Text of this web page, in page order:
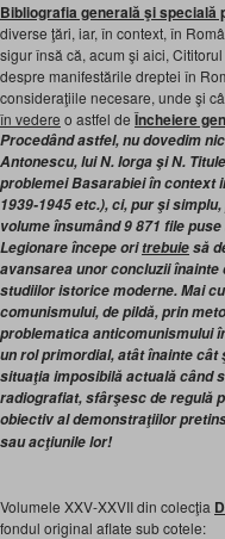
Bibliografia generală şi specială
diverse ţări, iar, în context, în
sigur însă că, acum şi aici,
despre manifestările dreptei în
consideraţiile necesare, unde şi
în vedere o astfel de Încheiere
Procedând astfel, nu dovedim
Antonescu, lui N. Iorga şi N.
problemei Basarabiei în context
1939-1945 etc.), ci, pur şi
volume însumând 9 871 file
Legionare începe oritrebuiesă
avansarea unor concluzii
studiilor istorice moderne. Mai
comunismului, de pildă, prin
problematica anticomunismului
un rol primordial, atât înainte cât
situaţia imposibilă actuală când
radiografiat, sfârşesc de regulă
obiectiv al demonstraţiilor
sau acţiunile lor!
Volumele XXV-XXVII din colecţia
fondul original aflate sub cotele: